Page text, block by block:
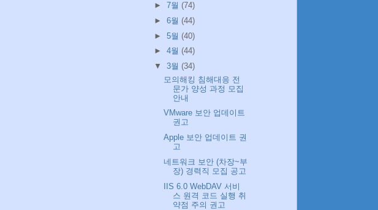
► 7월 (74)
► 6월 (44)
► 5월 (40)
► 4월 (44)
▼ 3월 (34)
모의해킹 침해대응 전
문가 양성 과정 모집
안내
VMware 보안 업데이트
권고
Apple 보안 업데이트 권
고
네트워크 보안 (차장~부
장) 경력직 모집 공고
IIS 6.0 WebDAV 서비
스 원격 코드 실행 취
약점 주의 권고